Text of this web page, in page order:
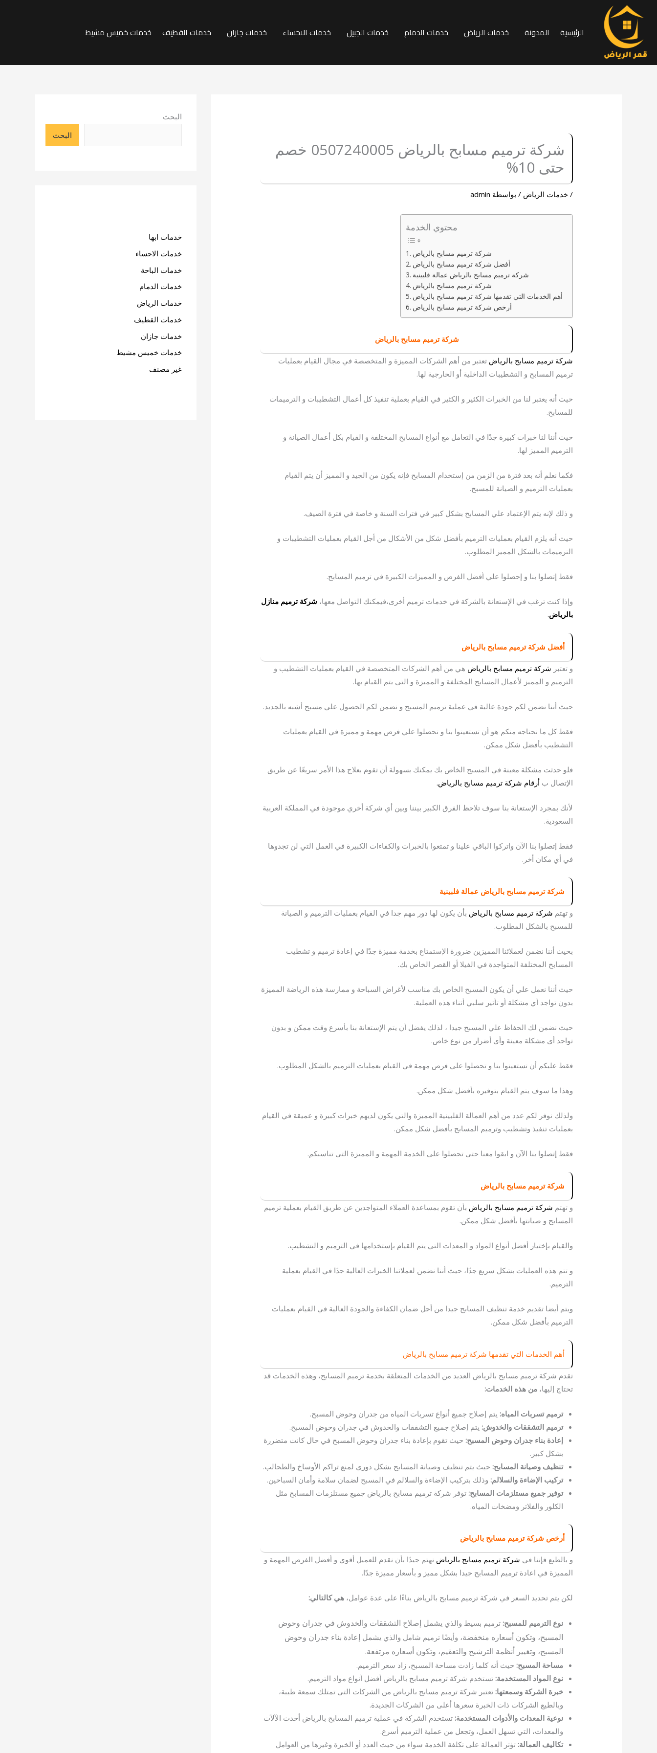
المحتوى
الرئيسية المدونة خدمات الرياض خدمات الدمام خدمات الجبيل خدمات الاحساء خدمات جازان خدمات القطيف خدمات خميس مشيط
شركة ترميم مسابح بالرياض 0507240005 خصم
حتى 10%
/خدمات الرياض / بواسطة admin
محتوي الخدمة
أفضل شركة ترميم مسابح بالرياض
شركة ترميم مسابح بالرياض عمالة فلبينية
شركة ترميم مسابح بالرياض
أهم الخدمات التي تقدمها شركة ترميم مسابح بالرياض
أرخص شركة ترميم مسابح بالرياض
شركة ترميم مسابح بالرياض
شركة ترميم مسابح بالرياض تعتبر من أهم الشركات المميزة و المتخصصة في مجال القيام بعمليات
ترميم المسابح و التشطيبات الداخلية أو الخارجية لها.
حيث أنه يعتبر لنا من الخبرات الكثير و الكثير في القيام بعملية تنفيذ كل أعمال التشطيبات و الترميمات
للمسابح.
حيث أننا لنا خبرات كبيرة جدًا في التعامل مع أنواع المسابح المختلفة و القيام بكل أعمال الصيانة و
الترميم المميز لها.
فكما نعلم أنه بعد فترة من الزمن من إستخدام المسابح فإنه يكون من الجيد و المميز أن يتم القيام
بعمليات الترميم و الصيانة للمسبح.
و ذلك لإنه يتم الإعتماد علي المسابح بشكل كبير في فترات السنة و خاصة في فترة الصيف.
حيث أنه يلزم القيام بعمليات الترميم بأفضل شكل من الأشكال من أجل القيام بعمليات التشطيبات و
الترميمات بالشكل المميز المطلوب.
فقط إتصلوا بنا و إحصلوا علي أفضل الفرص و المميزات الكبيرة في ترميم المسابح.
وإذا كنت ترغب في الإستعانة بالشركة في خدمات ترميم أخرى،فيمكنك التواصل معها، شركة ترميم منازل
بالرياض.
أفضل شركة ترميم مسابح بالرياض
و تعتبر شركة ترميم مسابح بالرياض هي من أهم الشركات المتخصصة في القيام بعمليات التشطيب و
الترميم و المميز لأعمال المسابح المختلفة و المميزة و التي يتم القيام بها.
حيث أننا نضمن لكم جودة عالية في عملية ترميم المسبح و نضمن لكم الحصول علي مسبح أشبه بالجديد.
فقط كل ما نحتاجه منكم هو أن تستعينوا بنا و تحصلوا علي فرص مهمة و مميزة في القيام بعمليات
التشطيب بأفضل شكل ممكن.
فلو حدثت مشكلة معينة في المسبح الخاص بك يمكنك بسهولة أن تقوم بعلاج هذا الأمر سريعًا عن طريق
الإتصال بأرقام شركة ترميم مسابح بالرياض.
لأنك بمجرد الإستعانة بنا سوف تلاحظ الفرق الكبير بيننا وبين أي شركة أخري موجودة في المملكة العربية
السعودية.
فقط إتصلوا بنا الآن واتركوا الباقي علينا و تمتعوا بالخبرات والكفاءات الكبيرة في العمل التي لن تجدوها
في أي مكان أخر.
شركة ترميم مسابح بالرياض عمالة فلبينية
و تهتم شركة ترميم مسابح بالرياض بأن يكون لها دور مهم جدا في القيام بعمليات الترميم و الصيانة
للمسبح بالشكل المطلوب.
بحيث أننا نضمن لعملائنا المميزين ضرورة الإستمتاع بخدمة مميزة جدًا في إعادة ترميم و تشطيب
المسابح المختلفة المتواجدة في الفيلا أو القصر الخاص بك.
حيث أننا نعمل علي أن يكون المسبح الخاص بك مناسب لأغراض السباحة و ممارسة هذه الرياضة المميزة
بدون تواجد أي مشكلة أو تأثير سلبي أثناء هذه العملية.
حيث نضمن لك الحفاظ علي المسبح جيدا ، لذلك يفضل أن يتم الإستعانة بنا بأسرع وقت ممكن و بدون
تواجد أي مشكلة معينة وأي أضرار من نوع خاص.
فقط عليكم أن تستعينوا بنا و تحصلوا علي فرص مهمة في القيام بعمليات الترميم بالشكل المطلوب.
وهذا ما سوف يتم القيام بتوفيره بأفضل شكل ممكن.
ولذلك نوفر لكم عدد من أهم العمالة الفلبينية المميزة والتي يكون لديهم خبرات كبيرة و عميقة في القيام
بعمليات تنفيذ وتشطيب وترميم المسابح بأفضل شكل ممكن.
فقط إتصلوا بنا الآن و ابقوا معنا حتي تحصلوا علي الخدمة المهمة و المميزة التي تناسبكم.
شركة ترميم مسابح بالرياض
و تهتم شركة ترميم مسابح بالرياض بأن تقوم بمساعدة العملاء المتواجدين عن طريق القيام بعملية ترميم
المسابح و صيانتها بأفضل شكل ممكن.
والقيام بإختيار أفضل أنواع المواد و المعدات التي يتم القيام بإستخدامها في الترميم و التشطيب.
و تتم هذه العمليات بشكل سريع جدًا، حيث أننا نضمن لعملائنا الخبرات العالية جدًا في القيام بعملية
الترميم.
ويتم أيضا تقديم خدمة تنظيف المسابح جيدا من أجل ضمان الكفاءة والجودة العالية في القيام بعمليات
الترميم بأفضل شكل ممكن.
أهم الخدمات التي تقدمها شركة ترميم مسابح بالرياض
تقدم شركة ترميم مسابح بالرياض العديد من الخدمات المتعلقة بخدمة ترميم المسابح، وهذه الخدمات قد
تحتاج إليها،من هذه الخدمات:
ترميم تسربات المياه: يتم إصلاح جميع أنواع تسربات المياه من جدران وحوض المسبح.
ترميم التشققات والخدوش: يتم إصلاح جميع التشققات والخدوش في جدران وحوض المسبح.
إعادة بناء جدران وحوض المسبح: حيث تقوم بإعادة بناء جدران وحوض المسبح في حال كانت متضررة
بشكل كبير.
تنظيف وصيانة المسابح: حيث يتم تنظيف وصيانة المسابح بشكل دوري لمنع تراكم الأوساخ والطحالب.
تركيب الإضاءة والسلالم: وذلك بتركيب الإضاءة والسلالم في المسبح لضمان سلامة وأمان السباحين.
توفير جميع مستلزمات المسابح:توفر شركة ترميم مسابح بالرياض جميع مستلزمات المسابح مثل
الكلور والفلاتر ومضخات المياه.
أرخص شركة ترميم مسابح بالرياض
و بالطبع فإننا في شركة ترميم مسابح بالرياض نهتم جيدًا بأن نقدم للعميل أقوي و أفضل الفرص المهمة و
المميزة في اعادة ترميم المسابح جيدا بشكل مميز و بأسعار مميزة جدًا.
لكن يتم تحديد السعر في شركة ترميم مسابح بالرياض بناءًا على عدة عوامل،هي كالتالي:
نوع الترميم للمسبح:ترميم بسيط والذي يشمل إصلاح التشققات والخدوش في جدران وحوض
المسبح، وتكون أسعاره منخفضة، وأيضًا ترميم شامل والذي يشمل إعادة بناء جدران وحوض
المسبح، وتغيير أنظمة الترشيح والتعقيم، وتكون أسعاره مرتفعة.
مساحة المسبح: حيث أنه كلما زادت مساحة المسبح، زاد سعر الترميم.
نوع المواد المستخدمة: تستخدم شركة ترميم مسابح بالرياض أفضل أنواع مواد الترميم.
خبرة الشركة وسمعتها:تعتبر شركة ترميم مسابح بالرياض من الشركات التي تمتلك سمعة طيبة،
وبالطيع الشركات ذات الخبرة سعرها أعلى من الشركات الجديدة.
نوعية المعدات والأدوات المستخدمة:تستخدم الشركة في عملية ترميم المسابح بالرياض أحدث الآلآت
والمعدات، التي تسهل العمل، وتجعل من عملية الترميم أسرع.
تكاليف العمالة:تؤثر العمالة على تكلفة الخدمة سواء من حيث العدد أو الخبرة وغيرها من العوامل
البحث
البحث
خدمات ابها
خدمات الاحساء
خدمات الباحة
خدمات الدمام
خدمات الرياض
خدمات القطيف
خدمات جازان
خدمات خميس مشيط
غير مصنف